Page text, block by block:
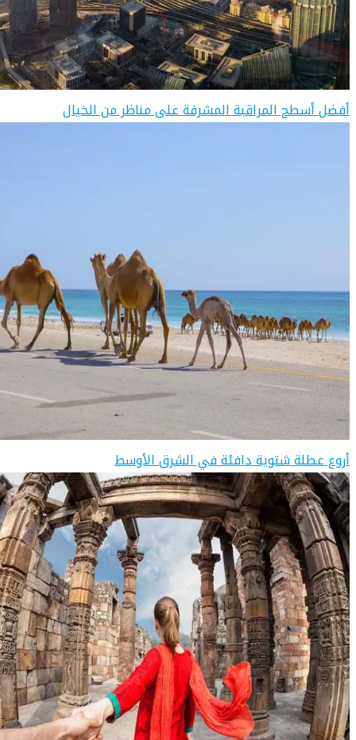
أفضل أسطح المراقبة المشرفة على مناظر من الخيال
أروع عطلة شتوية دافئة في الشرق الأوسط